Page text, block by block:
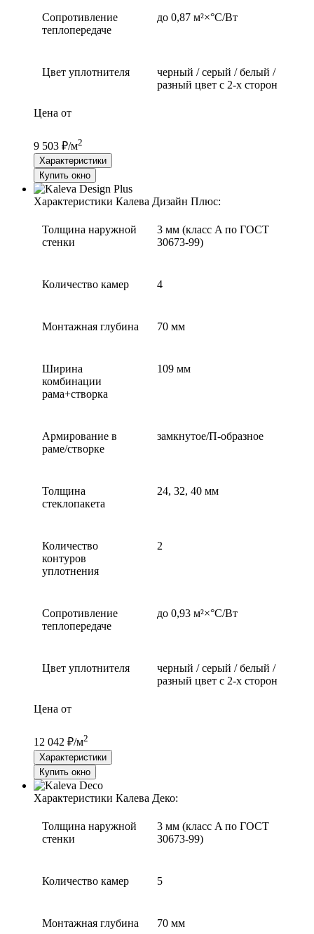
Сопротивление
теплопередаче
до 0,87 м²×°С/Вт
Цвет уплотнителя
черный / серый / белый /
разный цвет с 2-х сторон
Цена от
9 503 ₽/м2
Характеристики
Купить окно
Характеристики Калева Дизайн Плюс:
Толщина наружной
стенки
3 мм (класс A по ГОСТ
30673-99)
Количество камер 4
Монтажная глубина 70 мм
Ширина
комбинации
рама+створка
109 мм
Армирование в
раме/створке
замкнутое/П-образное
Толщина
стеклопакета
24, 32, 40 мм
Количество
контуров
уплотнения
2
Сопротивление
теплопередаче
до 0,93 м²×°С/Вт
Цвет уплотнителя
черный / серый / белый /
разный цвет с 2-х сторон
Цена от
12 042 ₽/м2
Характеристики
Купить окно
Характеристики Калева Деко:
Толщина наружной
стенки
3 мм (класс A по ГОСТ
30673-99)
Количество камер 5
Монтажная глубина 70 мм